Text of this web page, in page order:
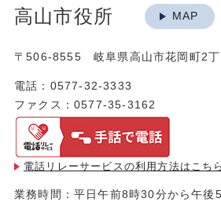
高山市役所 MAP
〒506-8555 岐阜県高山市花岡町2
電話：0577-32-3333
ファクス：0577-35-3162
電話リレーサービスの利用方法は こち
業務時間：平日午前8時30分から午後